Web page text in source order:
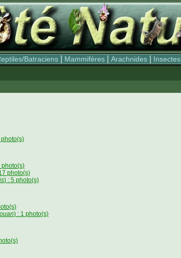
Batraciens Mammifères |Arachnides Insectes
photo(s)
photo(s)
photo(s)
) : 5 photo(s)
) : 1 photo(s)